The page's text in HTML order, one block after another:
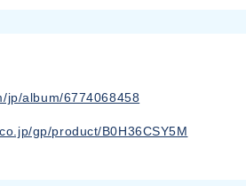
jp/album/6774068458
gp/product/B0H36CSY5M